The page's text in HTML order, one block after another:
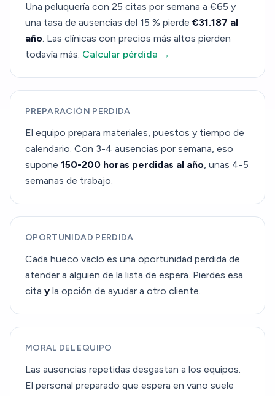
Una peluquería con 25 citas por semana a €65 y
una tasa de ausencias del 15 % pierde€31.187 al
año. Las clínicas con precios más altos pierden
todavía más. Calcular pérdida →
PREPARACIÓN PERDIDA
El equipo prepara materiales, puestos y tiempo de
calendario. Con 3-4 ausencias por semana, eso
supone 150-200 horas perdidas al año, unas 4-5
semanas de trabajo.
OPORTUNIDAD PERDIDA
Cada hueco vacío es una oportunidad perdida de
atender a alguien de la lista de espera. Pierdes esa
cita y la opción de ayudar a otro cliente.
MORAL DEL EQUIPO
Las ausencias repetidas desgastan a los equipos.
El personal preparado que espera en vano suele